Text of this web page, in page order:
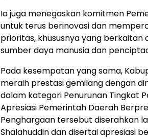
Ia juga menegaskan komitmen
untuk terus berinovasi dan
prioritas, khususnya yang
sumber daya manusia dan
Pada kesempatan yang sama,
meraih prestasi gemilang dengan
dalam kategori Penurunan Tingkat
Apresiasi Pemerintah Daerah
Penghargaan tersebut diserahkan
Shalahuddin dan disertai apresiasi